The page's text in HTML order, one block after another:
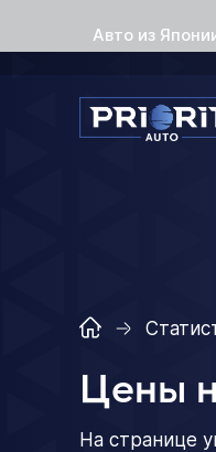
Авто из
Цены
На странице